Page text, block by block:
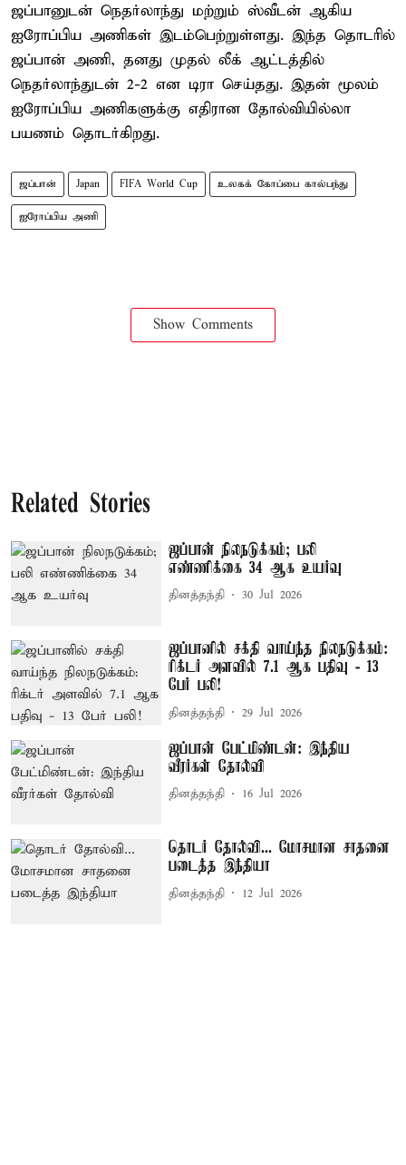
ஜப்பானுடன் நெதர்லாந்து மற்றும் ஸ்வீடன் ஆகிய
ஐரோப்பிய அணிகள் இடம்பெற்றுள்ளது. இந்த தொடரில்
ஜப்பான் அணி, தனது முதல் லீக் ஆட்டத்தில்
நெதர்லாந்துடன் 2-2 என டிரா செய்தது. இதன் மூலம்
ஐரோப்பிய அணிகளுக்கு எதிரான தோல்வியில்லா
பயணம் தொடர்கிறது.
ஜப்பான் Japan FIFA World Cup உலகக் கோப்பை கால்பந்து
ஐரோப்பிய அணி
Show Comments
Related Stories
ஜப்பான் நிலநடுக்கம்; பலி
எண்ணிக்கை 34 ஆக உயர்வு
தினத்தந்தி 30 Jul 2026
ஜப்பானில் சக்தி வாய்ந்த நிலநடுக்கம்:
ரிக்டர் அளவில் 7.1 ஆக பதிவு - 13
பேர் பலி!
தினத்தந்தி 29 Jul 2026
ஜப்பான் பேட்மிண்டன்: இந்திய
வீரர்கள் தோல்வி
தினத்தந்தி 16 Jul 2026
தொடர் தோல்வி... மோசமான சாதனை
படைத்த இந்தியா
தினத்தந்தி 12 Jul 2026